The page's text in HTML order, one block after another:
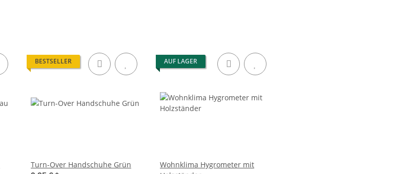
BESTSELLER
Turn-Over Handschuhe Grün
AUF LAGER
Wohnklima Hygrometer mit